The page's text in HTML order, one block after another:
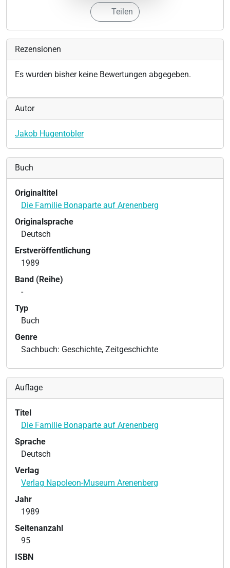
Teilen
Rezensionen
Es wurden bisher keine Bewertungen abgegeben.
Autor
Jakob Hugentobler
Buch
Originaltitel
Die Familie Bonaparte auf Arenenberg
Originalsprache
Deutsch
Erstveröffentlichung
1989
Band (Reihe)
-
Typ
Buch
Genre
Sachbuch: Geschichte, Zeitgeschichte
Auflage
Titel
Die Familie Bonaparte auf Arenenberg
Sprache
Deutsch
Verlag
Verlag Napoleon-Museum Arenenberg
Jahr
1989
Seitenanzahl
95
ISBN